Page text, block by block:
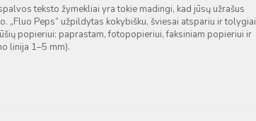
teksto žymekliai yra tokie madingi, kad jūsų užrašus
„Fluo Peps“ užpildytas kokybišku, šviesai atspariu ir tolygiai
popieriui: paprastam, fotopopieriui, faksiniam popieriui ir
linija 1–5 mm).